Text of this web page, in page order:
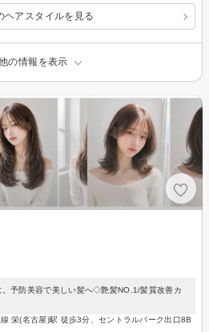
ヘアスタイルを見る
の情報を表示
予防美容で美しい髪へ◇艶髪NO.1/髪質改善カ
栄(名古屋)駅 徒歩3分、セントラルパーク出口8B